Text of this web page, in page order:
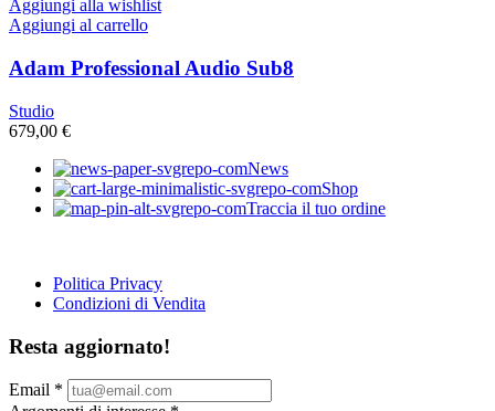
Aggiungi alla wishlist
Aggiungi al carrello
Adam Professional Audio Sub8
Studio
679,00 €
News
Shop
Traccia il tuo ordine
Politica Privacy
Condizioni di Vendita
Resta aggiornato!
Email *